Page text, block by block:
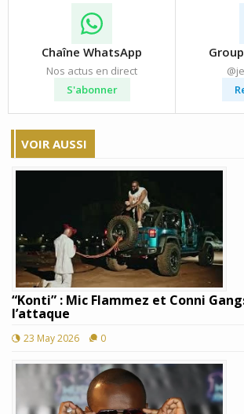
Chaîne WhatsApp
Nos actus en direct
S'abonner
VOIR AUSSI
“Konti” : Mic Flammez et Conni
l’attaque
23 May 2026 0